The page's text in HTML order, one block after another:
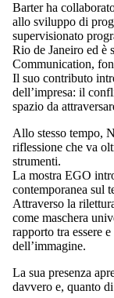
Barter ha
allo sviluppo di
supervisionato
Rio de Janeiro ed è
Communication,
Il suo contributo
dell’impresa: il
spazio da
Allo stesso tempo,
riflessione che va
strumenti.
La mostra EGO
contemporanea sul
Attraverso la
come maschera
rapporto tra essere
dell’immagine.
La sua presenza
davvero e, quanto